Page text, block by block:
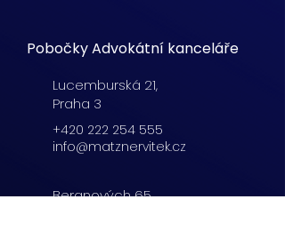
Pobočky Advokátní kanceláře
Lucemburská 21,
Praha 3
+420 222 254 555
info@matznervitek.cz
Beranových 65,